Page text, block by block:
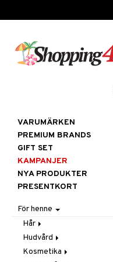
VARUMÄRKEN
PREMIUM BRANDS
GIFT SET
KAMPANJER
NYA PRODUKTER
PRESENTKORT
För henne
Hår
Accessoarer
Balsam
Hudvård
Ansiktscremer
Kosmetika